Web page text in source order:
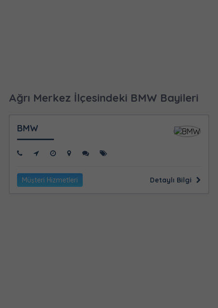
Ağrı Merkez İlçesindeki BMW Bayileri
BMW
Müşteri Hizmetleri Detaylı Bilgi